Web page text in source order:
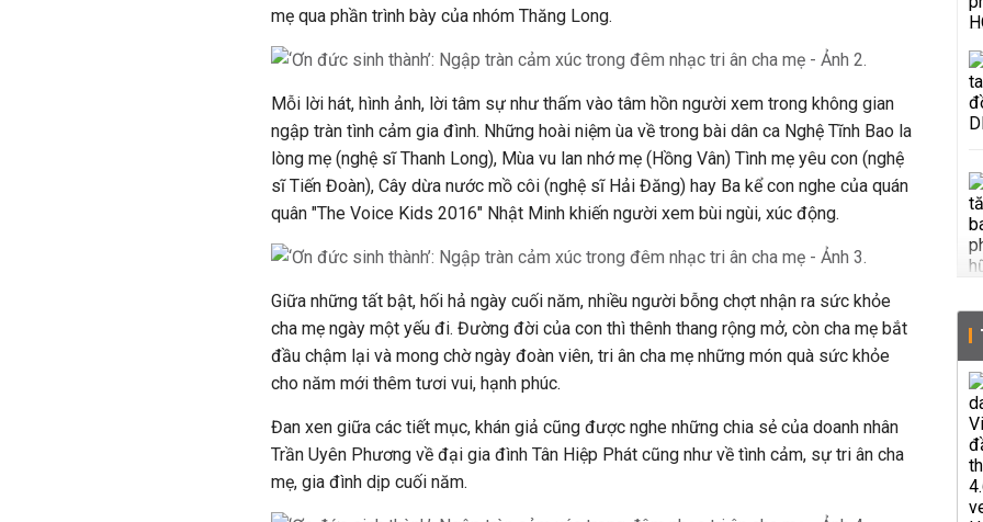
mẹ qua phần trình bày của nhóm Thăng Long.
Mỗi lời hát, hình ảnh, lời tâm sự như thấm vào tâm hồn người xem trong không gian
ngập tràn tình cảm gia đình. Những hoài niệm ùa về trong bài dân ca Nghệ Tĩnh Bao la
lòng mẹ (nghệ sĩ Thanh Long), Mùa vu lan nhớ mẹ (Hồng Vân) Tình mẹ yêu con (nghệ
sĩ Tiến Đoàn), Cây dừa nước mồ côi (nghệ sĩ Hải Đăng) hay Ba kể con nghe của quán
quân "The Voice Kids 2016" Nhật Minh khiến người xem bùi ngùi, xúc động.
Giữa những tất bật, hối hả ngày cuối năm, nhiều người bỗng chợt nhận ra sức khỏe
cha mẹ ngày một yếu đi. Đường đời của con thì thênh thang rộng mở, còn cha mẹ bắt
đầu chậm lại và mong chờ ngày đoàn viên, tri ân cha mẹ những món quà sức khỏe
cho năm mới thêm tươi vui, hạnh phúc.
Đan xen giữa các tiết mục, khán giả cũng được nghe những chia sẻ của doanh nhân
Trần Uyên Phương về đại gia đình Tân Hiệp Phát cũng như về tình cảm, sự tri ân cha
mẹ, gia đình dịp cuối năm.